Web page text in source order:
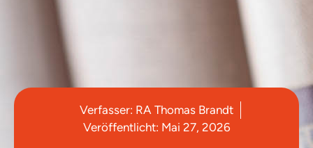
Verfasser: RA Thomas Brandt
Veröffentlicht: Mai 27, 2026